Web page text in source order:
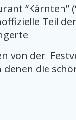
“Kärnten”
Teil
von der
die